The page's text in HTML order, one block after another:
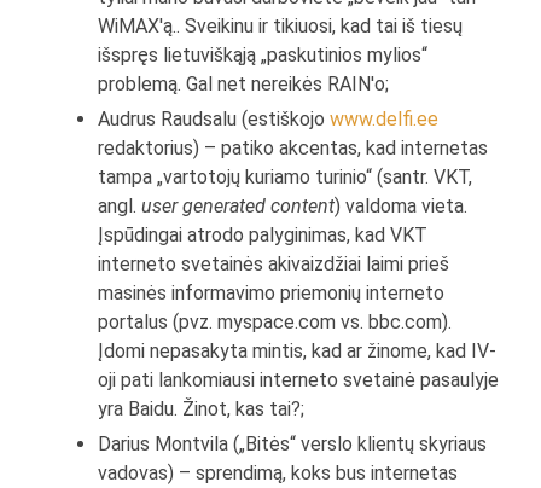
WiMAX'ą.. Sveikinu ir tikiuosi, kad tai iš tiesų
išspręs lietuviškąją „paskutinios mylios“
problemą. Gal net nereikės RAIN'o;
Audrus Raudsalu (estiškojowww.delfi.ee
redaktorius) – patiko akcentas, kad internetas
tampa „vartotojų kuriamo turinio“ (santr. VKT,
angl.user generated content) valdoma vieta.
Įspūdingai atrodo palyginimas, kad VKT
interneto svetainės akivaizdžiai laimi prieš
masinės informavimo priemonių interneto
portalus (pvz. myspace.com vs. bbc.com).
Įdomi nepasakyta mintis, kad ar žinome, kad IV-
oji pati lankomiausi interneto svetainė pasaulyje
yra Baidu. Žinot, kas tai?;
Darius Montvila („Bitės“ verslo klientų skyriaus
vadovas) – sprendimą, koks bus internetas